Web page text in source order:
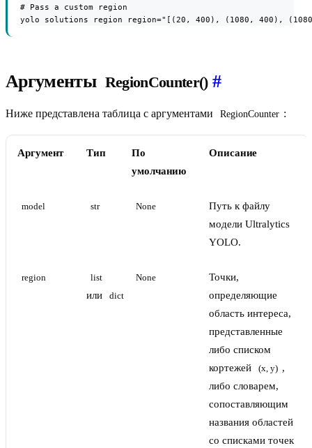
# Pass a custom region
yolo solutions region region="[(20, 400), (1080, 400),
Аргументы RegionCounter() #
Ниже представлена таблица с аргументами RegionCounter :
Аргумент Тип
По
умолчанию
Описание
model str None
Путь к файлу
модели Ultralytics
YOLO.
region list
или dict
None
Точки,
определяющие
область интереса,
представленные
либо списком
кортежей
(x, y) ,
либо словарем,
сопоставляющим
названия областей
со списками точек